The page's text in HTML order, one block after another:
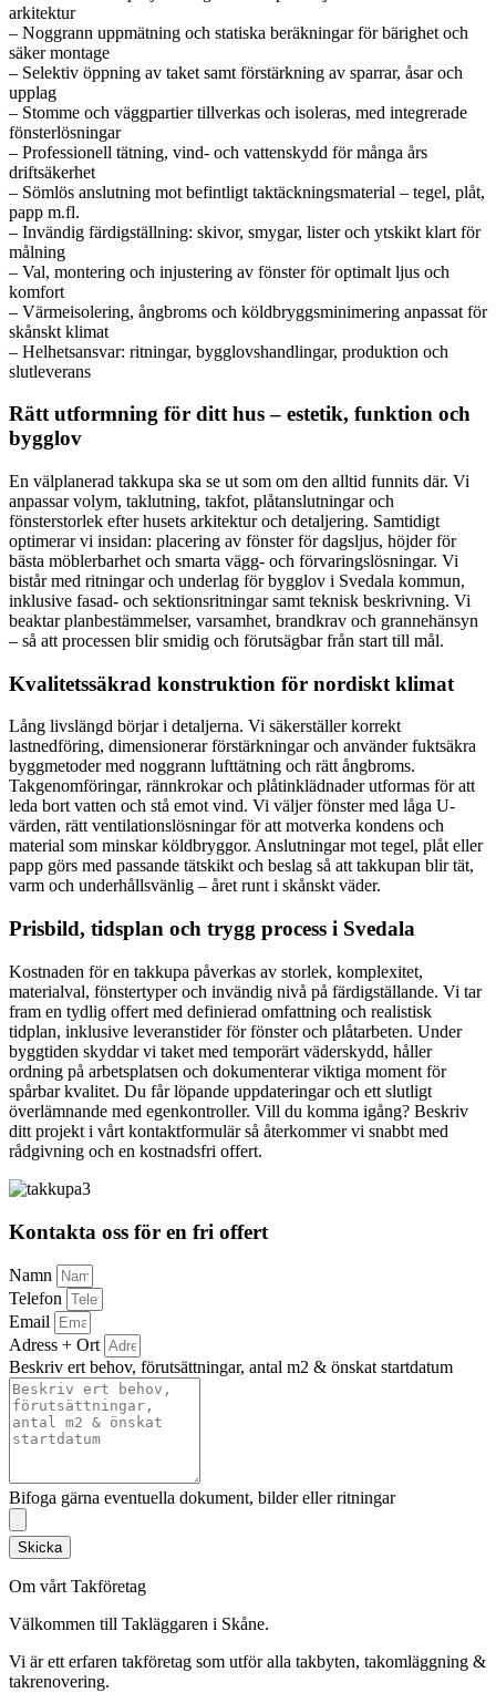
arkitektur
– Noggrann uppmätning och statiska beräkningar för bärighet och
säker montage
– Selektiv öppning av taket samt förstärkning av sparrar, åsar och
upplag
– Stomme och väggpartier tillverkas och isoleras, med integrerade
fönsterlösningar
– Professionell tätning, vind- och vattenskydd för många års
driftsäkerhet
– Sömlös anslutning mot befintligt taktäckningsmaterial – tegel, plåt,
papp m.fl.
– Invändig färdigställning: skivor, smygar, lister och ytskikt klart för
målning
– Val, montering och injustering av fönster för optimalt ljus och
komfort
– Värmeisolering, ångbroms och köldbryggsminimering anpassat för
skånskt klimat
– Helhetsansvar: ritningar, bygglovshandlingar, produktion och
slutleverans
Rätt utformning för ditt hus – estetik, funktion och
bygglov
En välplanerad takkupa ska se ut som om den alltid funnits där. Vi
anpassar volym, taklutning, takfot, plåtanslutningar och
fönsterstorlek efter husets arkitektur och detaljering. Samtidigt
optimerar vi insidan: placering av fönster för dagsljus, höjder för
bästa möblerbarhet och smarta vägg- och förvaringslösningar. Vi
bistår med ritningar och underlag för bygglov i Svedala kommun,
inklusive fasad- och sektionsritningar samt teknisk beskrivning. Vi
beaktar planbestämmelser, varsamhet, brandkrav och grannehänsyn
– så att processen blir smidig och förutsägbar från start till mål.
Kvalitetssäkrad konstruktion för nordiskt klimat
Lång livslängd börjar i detaljerna. Vi säkerställer korrekt
lastnedföring, dimensionerar förstärkningar och använder fuktsäkra
byggmetoder med noggrann lufttätning och rätt ångbroms.
Takgenomföringar, rännkrokar och plåtinklädnader utformas för att
leda bort vatten och stå emot vind. Vi väljer fönster med låga U-
värden, rätt ventilationslösningar för att motverka kondens och
material som minskar köldbryggor. Anslutningar mot tegel, plåt eller
papp görs med passande tätskikt och beslag så att takkupan blir tät,
varm och underhållsvänlig – året runt i skånskt väder.
Prisbild, tidsplan och trygg process i Svedala
Kostnaden för en takkupa påverkas av storlek, komplexitet,
materialval, fönstertyper och invändig nivå på färdigställande. Vi tar
fram en tydlig offert med definierad omfattning och realistisk
tidplan, inklusive leveranstider för fönster och plåtarbeten. Under
byggtiden skyddar vi taket med temporärt väderskydd, håller
ordning på arbetsplatsen och dokumenterar viktiga moment för
spårbar kvalitet. Du får löpande uppdateringar och ett slutligt
överlämnande med egenkontroller. Vill du komma igång? Beskriv
ditt projekt i vårt kontaktformulär så återkommer vi snabbt med
rådgivning och en kostnadsfri offert.
Kontakta oss för en fri offert
Namn
Telefon
Email
Adress + Ort
Beskriv ert behov, förutsättningar, antal m2 & önskat startdatum
Bifoga gärna eventuella dokument, bilder eller ritningar
Skicka
Om vårt Takföretag
Välkommen till Takläggaren i Skåne.
Vi är ett erfaren takföretag som utför alla takbyten, takomläggning &
takrenovering.